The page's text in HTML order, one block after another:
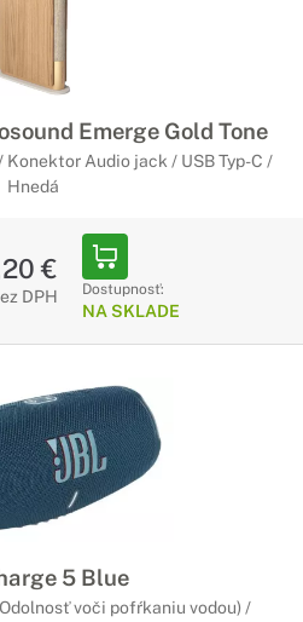
Emerge Gold Tone
Audio jack / USB Typ-C /
Hnedá
€
DPH Dostupnosť:
NA SKLADE
5 Blue
voči pofŕkaniu vodou) /